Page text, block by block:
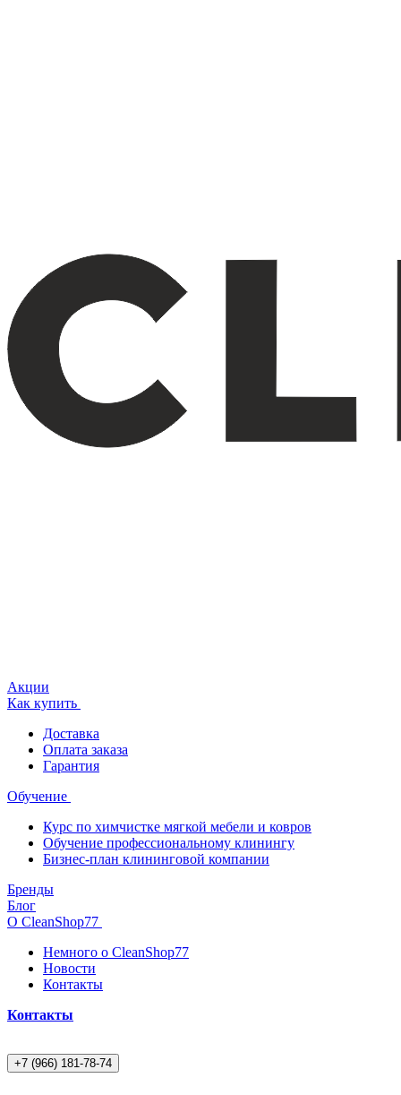
Акции
Как купить
Доставка
Оплата заказа
Гарантия
Обучение
Курс по химчистке мягкой мебели и ковров
Обучение профессиональному клинингу
Бизнес-план клининговой компании
Бренды
Блог
О CleanShop77
Немного о CleanShop77
Новости
Контакты
Контакты
+7 (966) 181-78-74